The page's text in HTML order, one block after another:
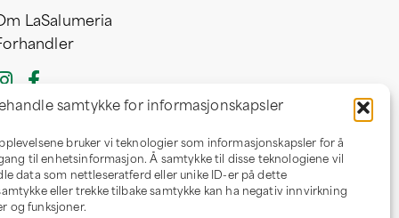
samtykke for informasjonskapsler
bruker vi teknologier som informasjonskapsler for å
til enhetsinformasjon. Å samtykke til disse teknologiene vil
data som nettleseratferd eller unike ID-er på dette
eller trekke tilbake samtykke kan ha negativ innvirkning
og funksjoner.
LaSalumeria